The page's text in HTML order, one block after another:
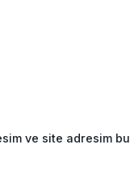
ve site adresim bu